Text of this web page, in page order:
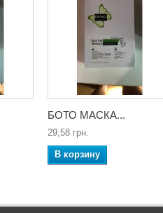
БОТО МАСКА...
29,58 грн.
В корзину